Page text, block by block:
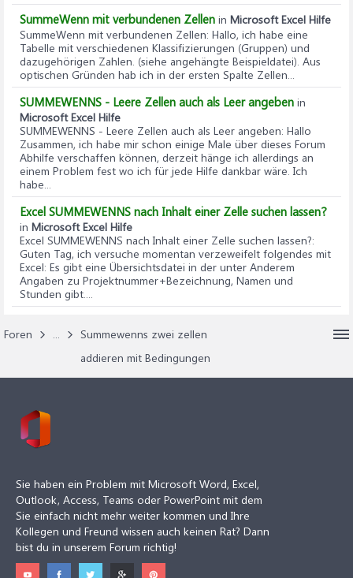
SummeWenn mit verbundenen Zellen in Microsoft Excel Hilfe
SummeWenn mit verbundenen Zellen: Hallo, ich habe eine
Tabelle mit verschiedenen Klassifizierungen (Gruppen) und
dazugehörigen Zahlen. (siehe angehängte Beispieldatei). Aus
optischen Gründen hab ich in der ersten Spalte Zellen...
SUMMEWENNS - Leere Zellen auch als Leer angeben in
Microsoft Excel Hilfe
SUMMEWENNS - Leere Zellen auch als Leer angeben: Hallo
Zusammen, ich habe mir schon einige Male über dieses Forum
Abhilfe verschaffen können, derzeit hänge ich allerdings an
einem Problem fest wo ich für jede Hilfe dankbar wäre. Ich
habe...
Excel SUMMEWENNS nach Inhalt einer Zelle suchen lassen?
in Microsoft Excel Hilfe
Excel SUMMEWENNS nach Inhalt einer Zelle suchen lassen?:
Guten Tag, ich versuche momentan verzeweifelt folgendes mit
Excel: Es gibt eine Übersichtsdatei in der unter Anderem
Angaben zu Projektnummer+Bezeichnung, Namen und
Stunden gibt....
Foren ...
Summewenns zwei zellen
addieren mit Bedingungen
Sie haben ein Problem mit Microsoft Word, Excel,
Outlook, Access, Teams oder PowerPoint mit dem
Sie einfach nicht mehr weiter kommen und Ihre
Kollegen und Freund wissen auch keinen Rat? Dann
bist du in unserem Forum richtig!